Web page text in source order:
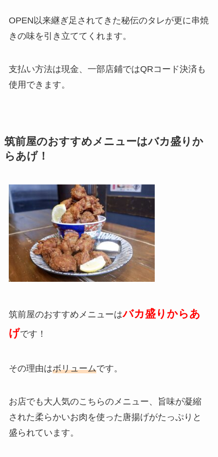
OPEN以来継ぎ足されてきた秘伝のタレが更に串焼
きの味を引き立ててくれます。
支払い方法は現金、一部店鋪ではQRコード決済も
使用できます。
筑前屋のおすすめメニューはバカ盛りか
らあげ！
筑前屋のおすすめメニューはバカ盛りからあ
げです！
その理由はボリュームです。
お店でも大人気のこちらのメニュー、旨味が凝縮
された柔らかいお肉を使った唐揚げがたっぷりと
盛られています。